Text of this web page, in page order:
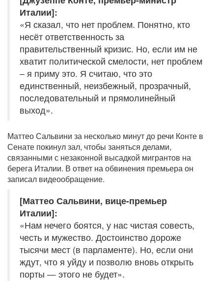
Италии]:
«Я сказал, что нет проблем. Понятно, кто
несёт ответственность за
правительственный кризис. Но, если им не
хватит политической смелости, нет проблем
– я приму это. Я считаю, что это
единственный, неизбежный, прозрачный,
последовательный и прямолинейный
выход».
Маттео Сальвини за несколько минут до речи Конте в
Сенате покинул зал, чтобы заняться делами,
связанными с незаконной высадкой мигрантов на
берега Италии. В ответ на обвинения премьера он
записал видеообращение.
[Маттео Сальвини, вице-премьер
Италии]:
«Нам нечего боятся, у нас чистая совесть,
честь и мужество. Достоинство дороже
тысячи мест (в парламенте). Но, если они
ждут, что я уйду и позволю вновь открыть
порты — этого не будет».